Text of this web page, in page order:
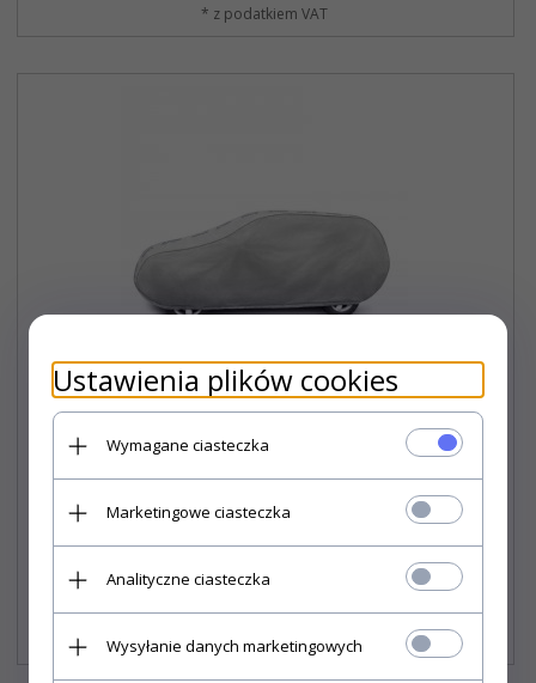
* z podatkiem VAT
Pokrowiec na samochód BASIC GARAGE roz. L SUV/off-
road
159,90
Ustawienia plików cookies
Wymagane ciasteczka
Marketingowe ciasteczka
Analityczne ciasteczka
Wysyłanie danych marketingowych